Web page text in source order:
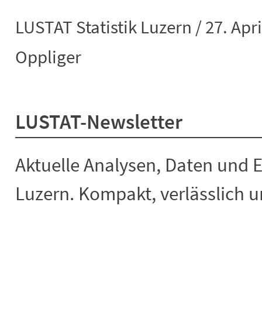
LUSTAT Statistik Luzern / 27.
Oppliger
LUSTAT-Newsletter
Aktuelle Analysen, Daten und
Luzern. Kompakt, verlässlich